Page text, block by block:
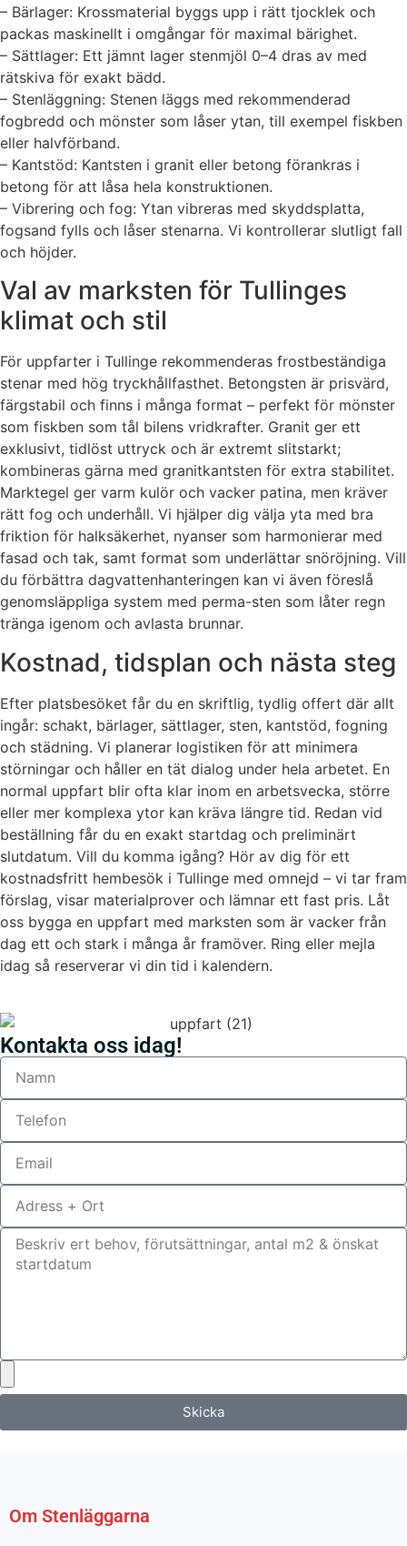
– Bärlager: Krossmaterial byggs upp i rätt tjocklek och
packas maskinellt i omgångar för maximal bärighet.
– Sättlager: Ett jämnt lager stenmjöl 0–4 dras av med
rätskiva för exakt bädd.
– Stenläggning: Stenen läggs med rekommenderad
fogbredd och mönster som låser ytan, till exempel fiskben
eller halvförband.
– Kantstöd: Kantsten i granit eller betong förankras i
betong för att låsa hela konstruktionen.
– Vibrering och fog: Ytan vibreras med skyddsplatta,
fogsand fylls och låser stenarna. Vi kontrollerar slutligt fall
och höjder.
Val av marksten för Tullinges
klimat och stil
För uppfarter i Tullinge rekommenderas frostbeständiga
stenar med hög tryckhållfasthet. Betongsten är prisvärd,
färgstabil och finns i många format – perfekt för mönster
som fiskben som tål bilens vridkrafter. Granit ger ett
exklusivt, tidlöst uttryck och är extremt slitstarkt;
kombineras gärna med granitkantsten för extra stabilitet.
Marktegel ger varm kulör och vacker patina, men kräver
rätt fog och underhåll. Vi hjälper dig välja yta med bra
friktion för halksäkerhet, nyanser som harmonierar med
fasad och tak, samt format som underlättar snöröjning. Vill
du förbättra dagvattenhanteringen kan vi även föreslå
genomsläppliga system med perma-sten som låter regn
tränga igenom och avlasta brunnar.
Kostnad, tidsplan och nästa steg
Efter platsbesöket får du en skriftlig, tydlig offert där allt
ingår: schakt, bärlager, sättlager, sten, kantstöd, fogning
och städning. Vi planerar logistiken för att minimera
störningar och håller en tät dialog under hela arbetet. En
normal uppfart blir ofta klar inom en arbetsvecka, större
eller mer komplexa ytor kan kräva längre tid. Redan vid
beställning får du en exakt startdag och preliminärt
slutdatum. Vill du komma igång? Hör av dig för ett
kostnadsfritt hembesök i Tullinge med omnejd – vi tar fram
förslag, visar materialprover och lämnar ett fast pris. Låt
oss bygga en uppfart med marksten som är vacker från
dag ett och stark i många år framöver. Ring eller mejla
idag så reserverar vi din tid i kalendern.
Kontakta oss idag!
Skicka
Om Stenläggarna